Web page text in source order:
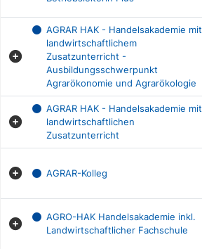
AGRAR HAK - Handelsakademie mit
landwirtschaftlichem
Zusatzunterricht -
Ausbildungsschwerpunkt
Agrarökonomie und Agrarökologie
AGRAR HAK - Handelsakademie mit
landwirtschaftlichen
Zusatzunterricht
AGRAR-Kolleg
AGRO-HAK Handelsakademie inkl.
Landwirtschaftlicher Fachschule